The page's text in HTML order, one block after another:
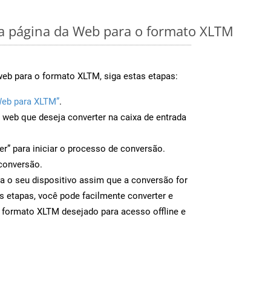
da Web para o formato XLTM
para o formato XLTM, siga estas etapas:
para XLTM”.
que deseja converter na caixa de entrada
para iniciar o processo de conversão.
o seu dispositivo assim que a conversão for
etapas, você pode facilmente converter e
XLTM desejado para acesso offline e